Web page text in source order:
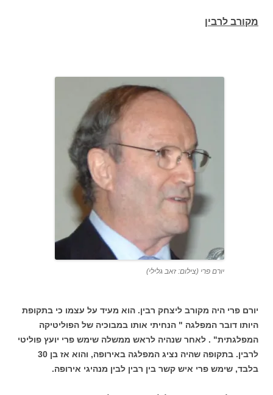
מקורב לרבין
יורם פרי (צילום: זאב גלילי)
יורם פרי היה מקורב ליצחק רבין. הוא מעיד על עצמו כי בתקופת
היותו דובר המפלגה " הנחיתי אותו במבוכיה של הפוליטיקה
המפלגתית" . לאחר שנהיה לראש ממשלה שימש פרי יועץ פוליטי
לרבין. בתקופה שהיה נציג המפלגה באירופה, והוא אז בן 30
בלבד, שימש פרי איש קשר בין רבין לבין מנהיגי אירופה.